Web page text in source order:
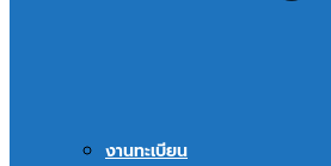
งานทะเบียน